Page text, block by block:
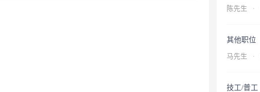
陈先生 ·
其他职位
马先生 ·
技工/普工